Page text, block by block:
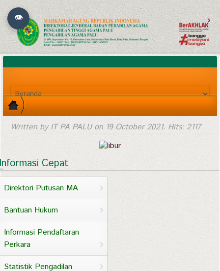
Written by IT PA PALU on 19 October 2021. Hits: 2117
Cepat
Direktori Putusan MA
Bantuan Hukum
Informasi Pendaftaran
Perkara
Statistik Pengadilan
👁